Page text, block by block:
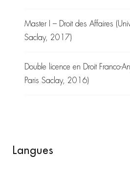
Master I – Droit des Affaires
Saclay, 2017)
Double licence en Droit Franco-
Paris Saclay, 2016)
Langues